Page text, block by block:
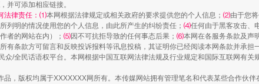
并可添加相应链接。
法律责任：⑴本网根据法律规定或相关政府的要求提供您的个人信息； ⑵由于您
列明的情况使用您的个人信息，由此所产生的纠纷责任； ⑷任何由于黑客攻击、
者的网站在内）； ⑸因不可抗拒导致的任何事态后果； ⑹本网在各服务条款及声
有条款方可留言和反映投诉报料等讯息投稿，其证明你已经阅读本网条款并承
众/全民话语权平台。本网根据中国互联网法律法规及行业规定和国际互联网有关
品，版权均属于XXXXXXX网所有。本传媒网站拥有管理笔名和代表某些合作伙